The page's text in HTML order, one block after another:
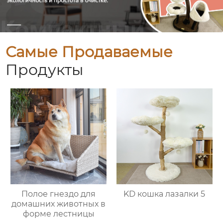
Самые Продаваемые
Продукты
Полое гнездо для
домашних животных в
форме лестницы
KD кошка лазалки 5